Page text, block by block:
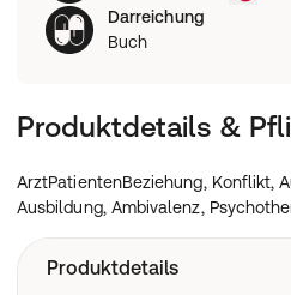
Darreichung
Buch
Produktdetails &
ArztPatientenBeziehung, Konflikt,
Ausbildung, Ambivalenz,
Produktdetails